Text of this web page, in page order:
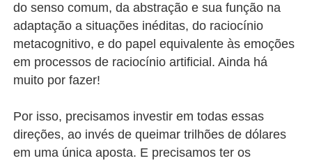
do senso comum, da abstração e sua função na
adaptação a situações inéditas, do raciocínio
metacognitivo, e do papel equivalente às emoções
em processos de raciocínio artificial. Ainda há
muito por fazer!
Por isso, precisamos investir em todas essas
direções, ao invés de queimar trilhões de dólares
em uma única aposta. E precisamos ter os